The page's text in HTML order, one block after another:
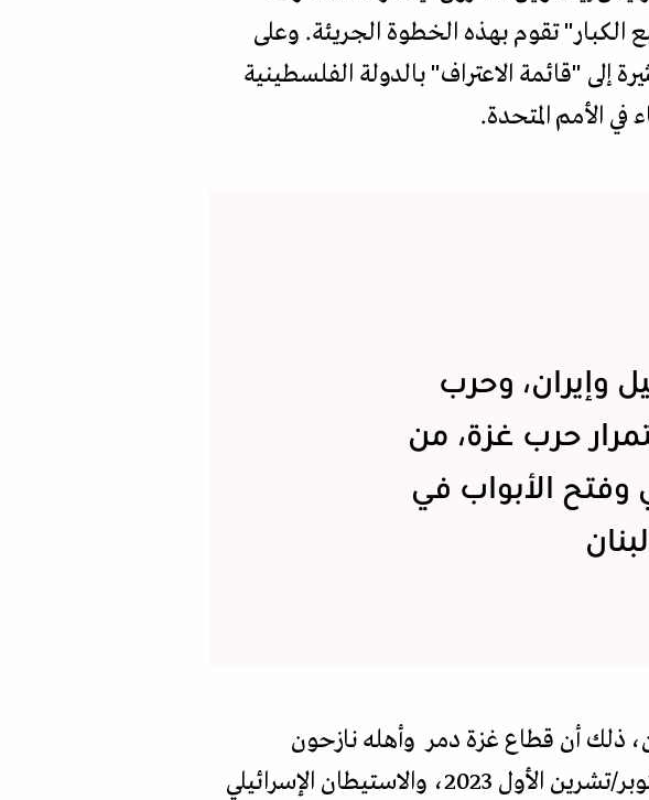
الكبار" تقوم بهذه الخطوة الجريئة. وعلى
إلى "قائمة الاعتراف" بالدولة الفلسطينية
وإيران، وحرب
حرب غزة، من
وفتح الأبواب في
ذلك أن قطاع غزة دمر وأهله نازحون
ومحرومون من المساعدات في حرب مجنونة مستمرة منذ هجمات 7 أكتوبر/تشرين الأول 2023، والاستيطان الإسرائيلي